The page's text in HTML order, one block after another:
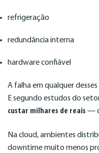
refrigeração
redundância interna
hardware confiável
A falha em qualquer
E segundo estudos do
custar milhares de reais —
Na cloud, ambientes
downtime muito menos